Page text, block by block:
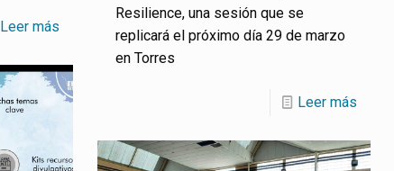
Leer más
Resilience, una sesión que se
replicará el próximo día 29 de marzo
en Torres
Leer más